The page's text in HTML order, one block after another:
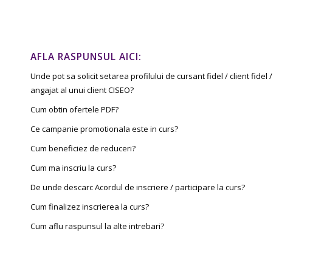
AFLA RASPUNSUL AICI:
Unde pot sa solicit setarea profilului de cursant fidel / client fidel /
angajat al unui client CISEO?
Cum obtin ofertele PDF?
Ce campanie promotionala este in curs?
Cum beneficiez de reduceri?
Cum ma inscriu la curs?
De unde descarc Acordul de inscriere / participare la curs?
Cum finalizez inscrierea la curs?
Cum aflu raspunsul la alte intrebari?